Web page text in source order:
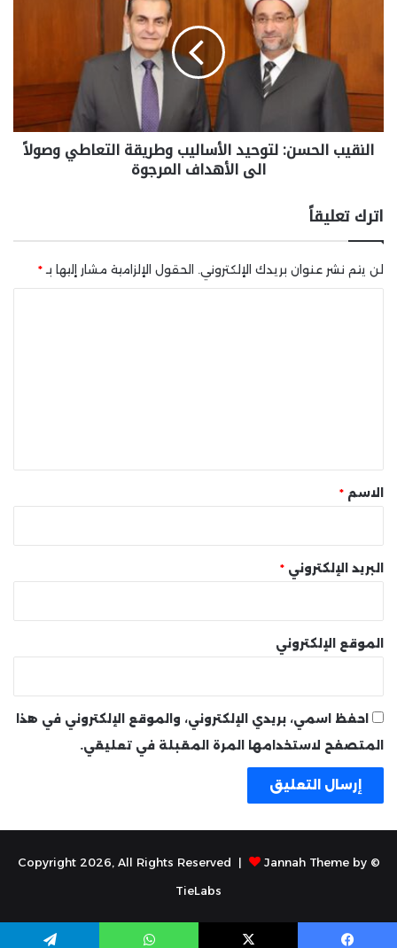
النقيب الحسن: لتوحيد الأساليب وطريقة التعاطي وصولاً
الى الأهداف المرجوة
اترك تعليقاً
لن يتم نشر عنوان بريدك الإلكتروني. الحقول الإلزامية مشار إليها بـ*
* الاسم *
البريد الإلكتروني *
الموقع الإلكتروني
احفظ اسمي، بريدي الإلكتروني، والموقع الإلكتروني في هذا
المتصفح لاستخدامها المرة المقبلة في تعليقي.
© Copyright 2026, All Rights Reserved |
Jannah Theme by
TieLabs